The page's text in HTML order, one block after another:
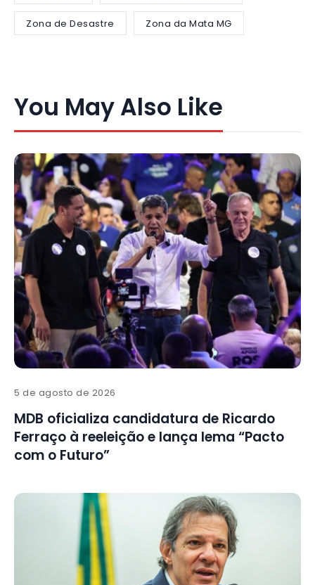
Zona de Desastre Zona da Mata MG
You May Also Like
5 de agosto de 2026
MDB oficializa candidatura de Ricardo
Ferraço à reeleição e lança lema “Pacto
com o Futuro”